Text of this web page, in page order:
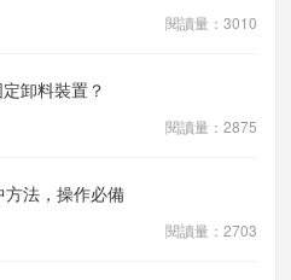
閱讀量：3010
卸料裝置？
閱讀量：2875
法，操作必備
閱讀量：2703